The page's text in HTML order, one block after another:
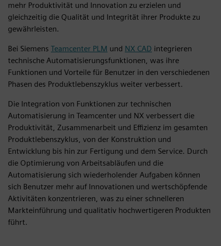
mehr Produktivität und Innovation zu erzielen und
gleichzeitig die Qualität und Integrität ihrer Produkte zu
gewährleisten.
Bei Siemens Teamcenter PLM und NX CAD integrieren
technische Automatisierungsfunktionen, was ihre
Funktionen und Vorteile für Benutzer in den verschiedenen
Phasen des Produktlebenszyklus weiter verbessert.
Die Integration von Funktionen zur technischen
Automatisierung in Teamcenter und NX verbessert die
Produktivität, Zusammenarbeit und Effizienz im gesamten
Produktlebenszyklus, von der Konstruktion und
Entwicklung bis hin zur Fertigung und dem Service. Durch
die Optimierung von Arbeitsabläufen und die
Automatisierung sich wiederholender Aufgaben können
sich Benutzer mehr auf Innovationen und wertschöpfende
Aktivitäten konzentrieren, was zu einer schnelleren
Markteinführung und qualitativ hochwertigeren Produkten
führt.